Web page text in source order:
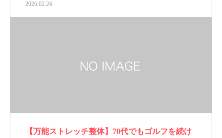
2026.02.24
【万能ストレッチ整体】70代でもゴルフを続け